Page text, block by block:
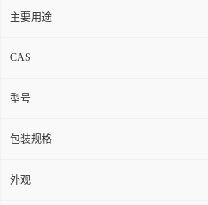
主要用途
CAS
型号
包装规格
外观